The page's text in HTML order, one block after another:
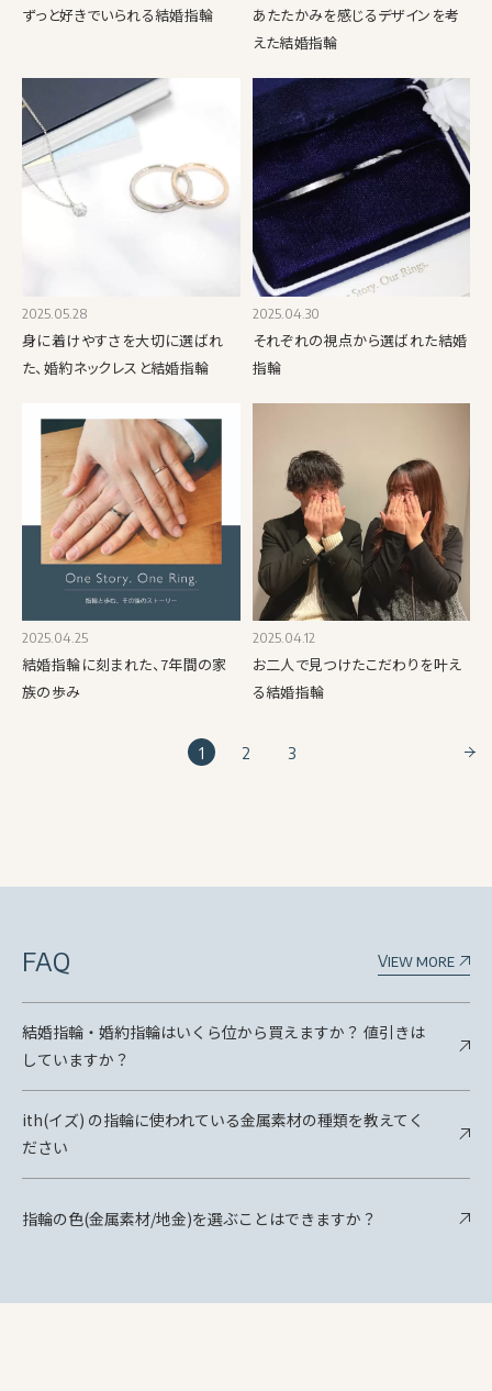
ずっと好きでいられる結婚指輪
あたたかみを感じるデザインを考
えた結婚指輪
2025.05.28
身に着けやすさを大切に選ばれ
た、婚約ネックレスと結婚指輪
2025.04.30
それぞれの視点から選ばれた結婚
指輪
2025.04.25
結婚指輪に刻まれた、7年間の家
族の歩み
2025.04.12
お二人で見つけたこだわりを叶え
る結婚指輪
1 2 3
FAQ View more
結婚指輪・婚約指輪はいくら位から買えますか？ 値引きは
していますか？
ith(イズ) の指輪に使われている金属素材の種類を教えてく
ださい
指輪の色(金属素材/地金)を選ぶことはできますか？